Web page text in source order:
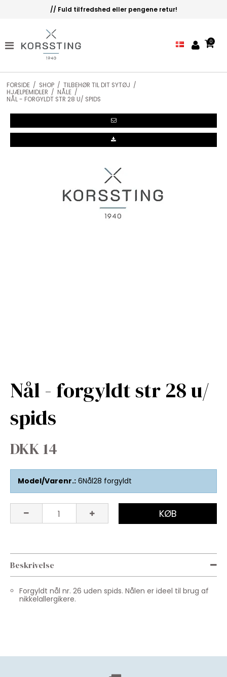
// Fuld tilfredshed eller pengene retur!
0
FORSIDE / SHOP / TILBEHØR TIL DIT SYTØJ /
HJÆLPEMIDLER / NÅLE /
NÅL - FORGYLDT STR 28 U/ SPIDS
Nål - forgyldt str 28 u/
spids
DKK 14
Model/Varenr.: 6Nål28 forgyldt
KØB
Beskrivelse
Forgyldt nål nr. 26 uden spids. Nålen er ideel til brug af
nikkelallergikere.